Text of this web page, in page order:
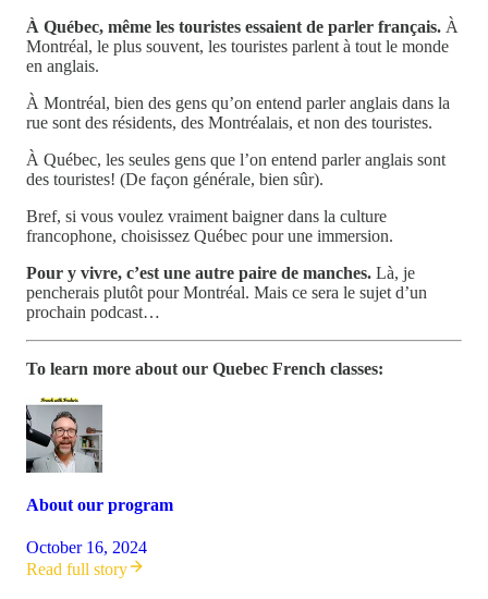
À Québec, même les touristes essaient de parler français. À
Montréal, le plus souvent, les touristes parlent à tout le monde
en anglais.
À Montréal, bien des gens qu’on entend parler anglais dans la
rue sont des résidents, des Montréalais, et non des touristes.
À Québec, les seules gens que l’on entend parler anglais sont
des touristes! (De façon générale, bien sûr).
Bref, si vous voulez vraiment baigner dans la culture
francophone, choisissez Québec pour une immersion.
Pour y vivre, c’est une autre paire de manches. Là, je
pencherais plutôt pour Montréal. Mais ce sera le sujet d’un
prochain podcast…
To learn more about our Quebec French classes:
About our program
October 16, 2024
Read full story